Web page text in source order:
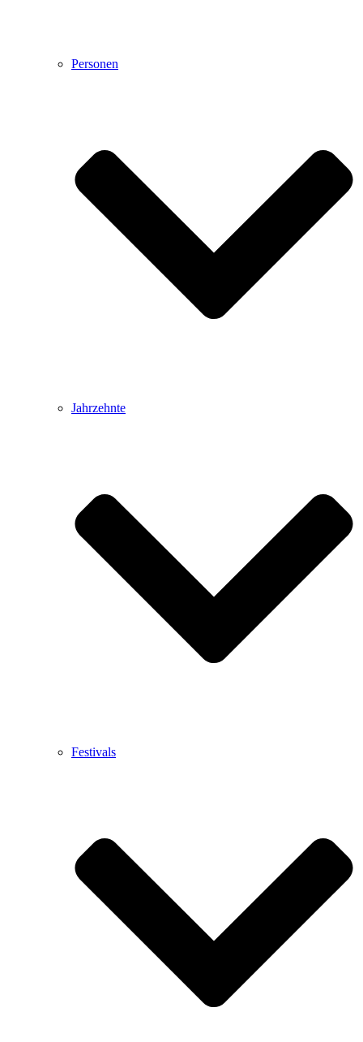
Personen
Jahrzehnte
Festivals